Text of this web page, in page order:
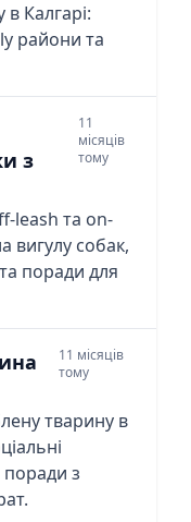
в Калгарі:
райони та
з
11
місяців
тому
leash та on-
вигулу собак,
поради для
11 місяців
тому
тварину в
поради з